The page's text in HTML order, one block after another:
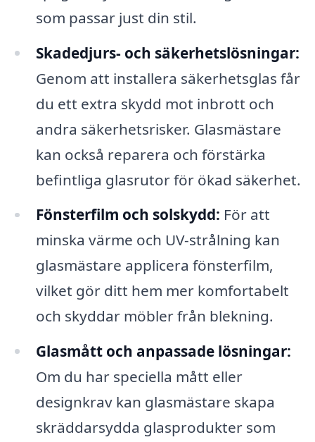
som passar just din stil.
Skadedjurs- och säkerhetslösningar:
Genom att installera säkerhetsglas får
du ett extra skydd mot inbrott och
andra säkerhetsrisker. Glasmästare
kan också reparera och förstärka
befintliga glasrutor för ökad säkerhet.
Fönsterfilm och solskydd: För att
minska värme och UV-strålning kan
glasmästare applicera fönsterfilm,
vilket gör ditt hem mer komfortabelt
och skyddar möbler från blekning.
Glasmått och anpassade lösningar:
Om du har speciella mått eller
designkrav kan glasmästare skapa
skräddarsydda glasprodukter som